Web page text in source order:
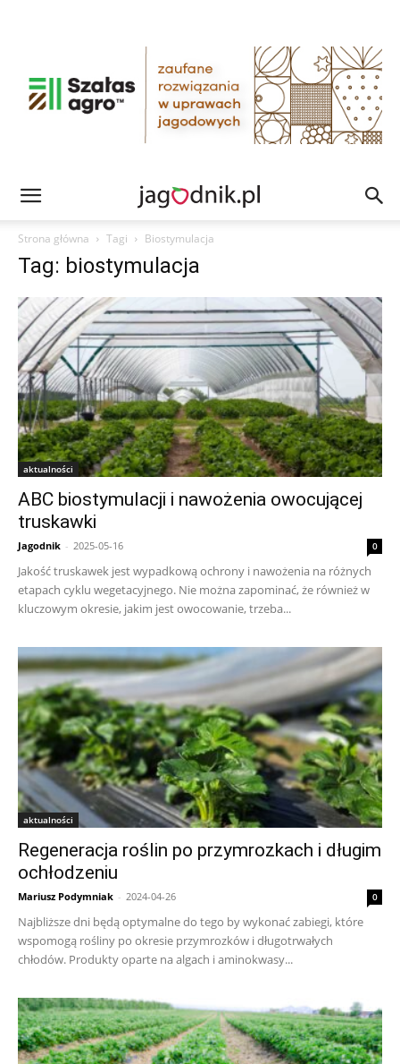
Strona główna Tagi Biostymulacja
Tag: biostymulacja
aktualności
ABC biostymulacji i nawożenia owocującej
truskawki
Jagodnik - 2025-05-16 0
Jakość truskawek jest wypadkową ochrony i nawożenia na różnych
etapach cyklu wegetacyjnego. Nie można zapominać, że również w
kluczowym okresie, jakim jest owocowanie, trzeba...
aktualności
Regeneracja roślin po przymrozkach i długim
ochłodzeniu
Mariusz Podymniak - 2024-04-26 0
Najbliższe dni będą optymalne do tego by wykonać zabiegi, które
wspomogą rośliny po okresie przymrozków i długotrwałych
chłodów. Produkty oparte na algach i aminokwasy...